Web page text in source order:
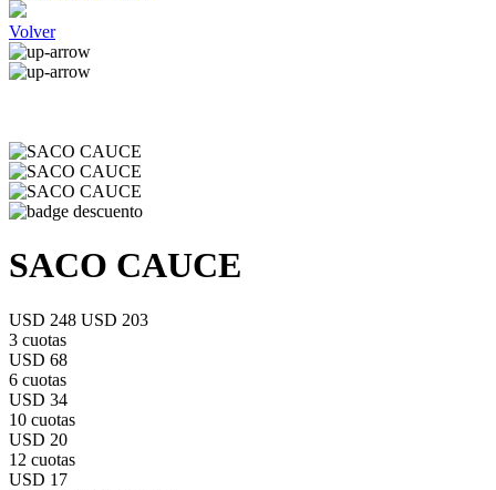
Volver
SACO CAUCE
USD 248 USD 203
3 cuotas
USD 68
6 cuotas
USD 34
10 cuotas
USD 20
12 cuotas
USD 17